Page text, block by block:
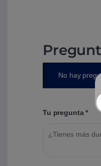
No hay
Tu pregunta*